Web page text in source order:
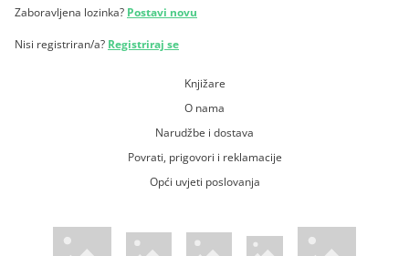
Zaboravljena lozinka? Postavi novu
Nisi registriran/a? Registriraj se
Knjižare
O nama
Narudžbe i dostava
Povrati, prigovori i reklamacije
Opći uvjeti poslovanja
WsPay web stranicaMaestro web stranicaMastercard web stranicaAmerican Express web stranica
Visa web stranica